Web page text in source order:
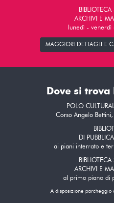
BIBLIOTECA
ARCHIVI E
lunedì -
MAGGIORI DETTAGLI E
Dove si
POLO
Corso Angelo
DI
ai piani interrato e
BIBLIOTECA
ARCHIVI E
al primo piano di
A disposizione parcheggio